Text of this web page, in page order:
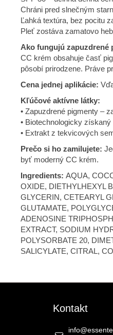
Chráni pred slnečným
Ľahká textúra, bez pocitu
Pleť zostáva zamatovo
Ako fungujú zapuzdrené
CC krém obsahuje časť
pôsobí prirodzene. Práve
Cena jednej aplikácie:
Kľúčové aktívne látky:
• Zapuzdrené pigmenty –
• Biotechnologicky
• Extrakt z tekvicových
Prečo si ho zamilujete:
byť moderný CC krém.
Ingredients: AQUA,
OXIDE, DIETHYLHEXYL
GLYCERIN, CETEARYL
GLUTAMATE,
ADENOSINE
EXTRACT, SODIUM
POLYSORBATE 20,
SALICYLATE, CITRAL,
Kontakt
info@